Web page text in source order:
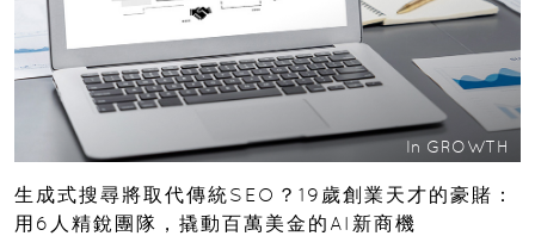
In GROWTH
生成式搜尋將取代傳統SEO？19歲創業天才的豪賭：
用6人精銳團隊，撬動百萬美金的AI新商機